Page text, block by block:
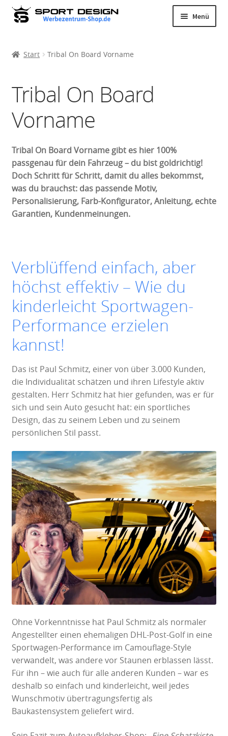
Zur
Navigation
Zum
Inhalt
Menü
Kompaktklasse
Kombi
Cabrio
Van
Bus
Extras
Untermenü
Start Tribal On Board Vorname
Tribal On Board
Vorname
Tribal On Board Vorname gibt es hier 100%
passgenau für dein Fahrzeug – du bist goldrichtig!
Doch Schritt für Schritt, damit du alles bekommst,
was du brauchst: das passende Motiv,
Personalisierung, Farb-Konfigurator, Anleitung, echte
Garantien, Kundenmeinungen.
Verblüffend einfach, aber
höchst effektiv – Wie du
kinderleicht Sportwagen-
Performance erzielen
kannst!
Das ist Paul Schmitz, einer von über 3.000 Kunden,
die Individualität schätzen und ihren Lifestyle aktiv
gestalten. Herr Schmitz hat hier gefunden, was er für
sich und sein Auto gesucht hat: ein sportliches
Design, das zu seinem Leben und zu seinem
persönlichen Stil passt.
Ohne Vorkenntnisse hat Paul Schmitz als normaler
Angestellter einen ehemaligen DHL-Post-Golf in eine
Sportwagen-Performance im Camouflage-Style
verwandelt, was andere vor Staunen erblassen lässt.
Für ihn – wie auch für alle anderen Kunden – war es
deshalb so einfach und kinderleicht, weil jedes
Wunschmotiv übertragungsfertig als
Baukastensystem geliefert wird.